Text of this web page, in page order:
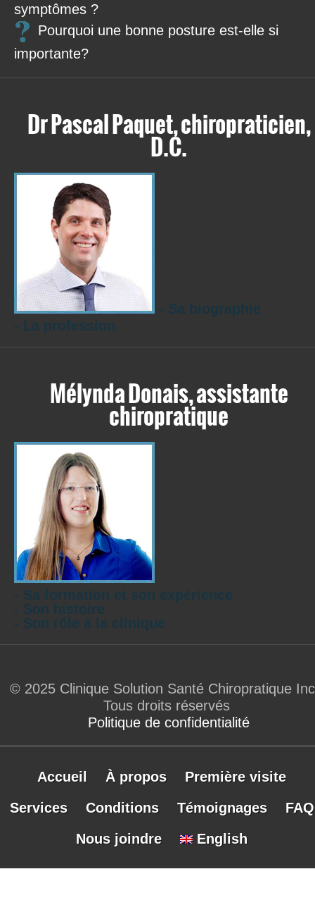
symptômes ?
Pourquoi une bonne posture est-elle si
importante?
Dr Pascal Paquet, chiropraticien,
D.C.
- Sa biographie
- La profession
Mélynda Donais, assistante
chiropratique
- Sa formation et son expérience
- Son histoire
- Son rôle à la clinique
© 2025 Clinique Solution Santé Chiropratique
Tous droits réservés
Politique de confidentialité
Accueil À propos
Première visite
Services
Conditions Témoignages
FAQ
Nous joindre
English